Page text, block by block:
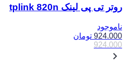
روتر تی پی لینک tplink 820n
ناموجود
924.000 تومان
924.000